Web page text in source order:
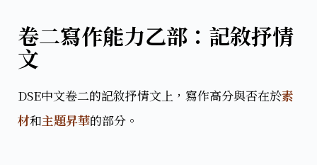
卷二寫作能力乙部：記敘抒情
文
DSE中文卷二的記敘抒情文上，寫作高分與否在於素
材和主題昇華的部分。